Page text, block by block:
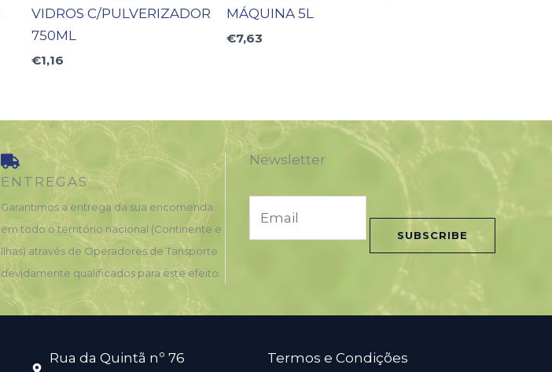
VIDROS C/PULVERIZADOR
750ML
€1,16
MÁQUINA 5L
€7,63
ENTREGAS
Garantimos a entrega da sua encomenda
em todo o território nacional (Continente e
Ilhas) através de Operadores de Tansporte
devidamente qualificados para este efeito.
Newsletter
*
SUBSCRIBE
Rua da Quintã nº 76 Termos e Condições